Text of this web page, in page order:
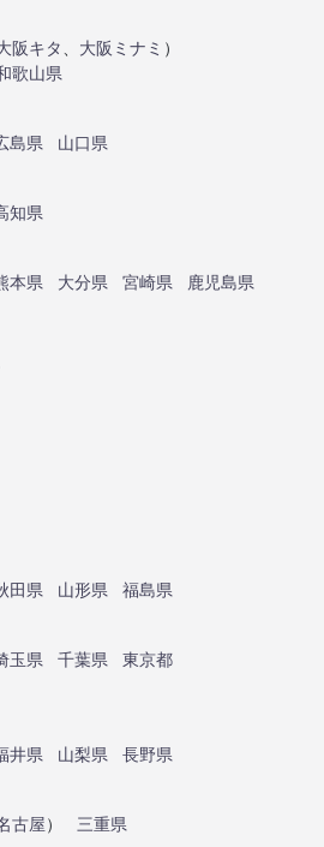
阪キタ 大阪ミナミ ）
歌山県
島県
山口県
知県
本県 大分県 宮崎県
鹿児島県
田県 山形県
福島県
玉県 千葉県
東京都
井県 山梨県
長野県
古屋）
三重県